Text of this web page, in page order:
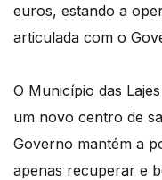
euros, estando a
articulada com o
O Município das
um novo centro de
Governo mantém a
apenas recuperar e